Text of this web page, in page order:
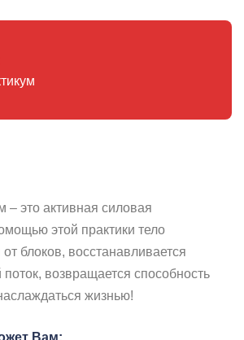
– это активная силовая
этой практики тело
блоков, восстанавливается
поток, возвращается способность
жизнью!
Вам: